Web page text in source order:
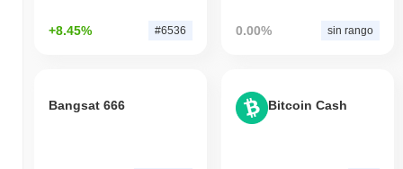
+8.45% #6536 0.00% sin rango
Bangsat 666 Bitcoin Cash